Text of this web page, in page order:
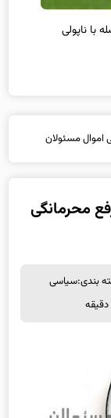
با ناپولی
مسئولان
محرمانگی
بندی:سیاسی